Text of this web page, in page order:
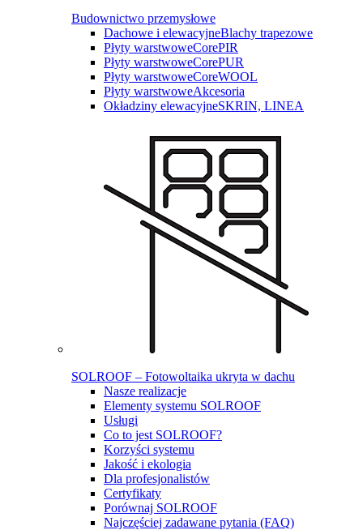
Budownictwo przemysłowe
Dachowe i elewacyjneBlachy trapezowe
Płyty warstwoweCorePIR
Płyty warstwoweCorePUR
Płyty warstwoweCoreWOOL
Płyty warstwoweAkcesoria
Okładziny elewacyjneSKRIN, LINEA
SOLROOF – Fotowoltaika ukryta w dachu
Nasze realizacje
Elementy systemu SOLROOF
Usługi
Co to jest SOLROOF?
Korzyści systemu
Jakość i ekologia
Dla profesjonalistów
Certyfikaty
Porównaj SOLROOF
Najczęściej zadawane pytania (FAQ)